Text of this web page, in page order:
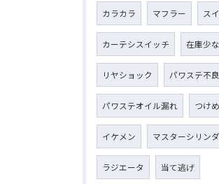
カラカラ マフラー ス
カーテシスイッチ 在庫少
リヤショック パワステ不良
パワステオイル漏れ つけ
イケメン マスターシリンダ
ラジエータ 当て逃げ